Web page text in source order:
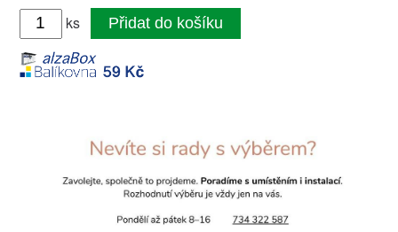
ks
Přidat do košíku